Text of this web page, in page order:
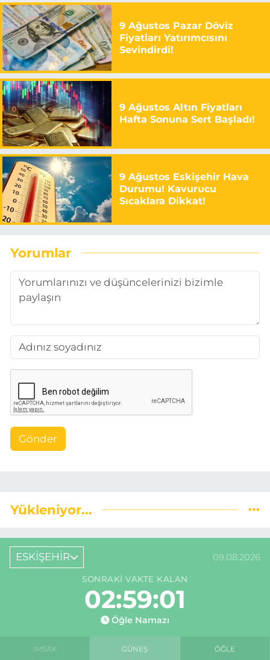
9 Ağustos Pazar Döviz
Fiyatları Yatırımcısını
Sevindirdi!
9 Ağustos Altın Fiyatları
Hafta Sonuna Sert Başladı!
9 Ağustos Eskişehir Hava
Durumu! Kavurucu
Sıcaklara Dikkat!
Yorumlar
Gönder
Yükleniyor...
ESKİŞEHİR 09.08.2026
SONRAKI VAKTE KALAN
02:59:00
Öğle Namazı
İMSAK GÜNEŞ ÖĞLE